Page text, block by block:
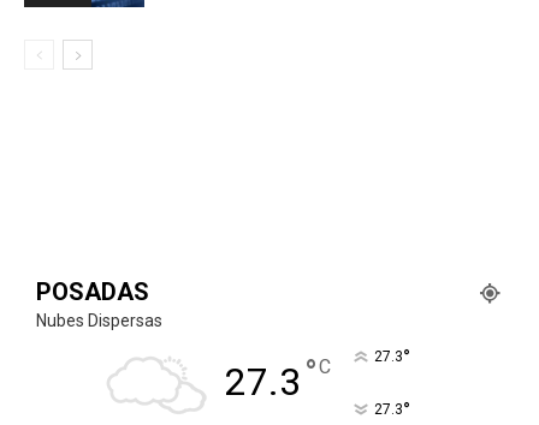
POSADAS
Nubes Dispersas
27.3 °C 27.3°
27.3°